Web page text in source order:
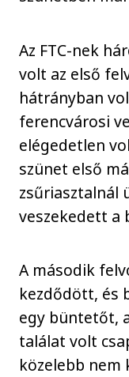
Az FTC-nek
volt az első
hátrányban
ferencvárosi
elégedetlen
szünet első
zsűriasztalnál
veszekedett a
A második
kezdődött, és
egy büntetőt,
találat volt
közelebb